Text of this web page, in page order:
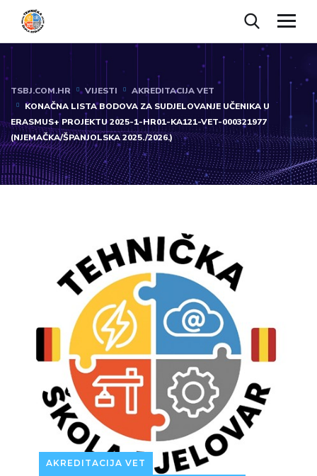
TSBJ.COM.HR VIJESTI
AKREDITACIJA VET
KONAČNA LISTA BODOVA ZA SUDJELOVANJE UČENIKA U
ERASMUS+ PROJEKTU 2025-1-HR01-KA121-VET-000321977
(NJEMAČKA/ŠPANJOLSKA 2025./2026.)
AKREDITACIJA VET